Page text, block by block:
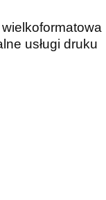
usługi druku